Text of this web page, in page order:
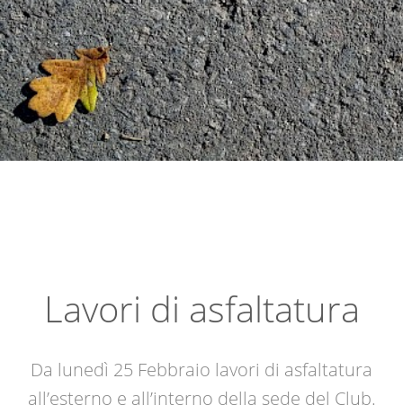
Lavori di asfaltatura
Da lunedì 25 Febbraio lavori di asfaltatura
all’esterno e all’interno della sede del Club.